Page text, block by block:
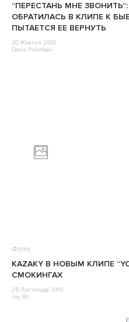
“ПЕРЕСТАНЬ МНЕ
ОБРАТИЛАСЬ В КЛИПЕ К
ПЫТАЕТСЯ ЕЕ ВЕРНУТЬ
20 Жовтня 2020
Denis Putintsev
Фото
KAZAKY В НОВЫМ КЛИПЕ
СМОКИНГАХ
25 Листопада 2015
Jey Ro